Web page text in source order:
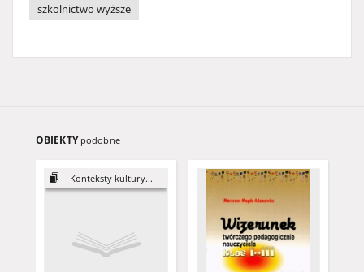
szkolnictwo wyższe
OBIEKTY podobne
Konteksty kultury...